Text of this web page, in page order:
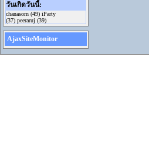
วันเกิดวันนี้:
chanasorn (49) iParty
(37) peeraruj (39)
AjaxSiteMonitor